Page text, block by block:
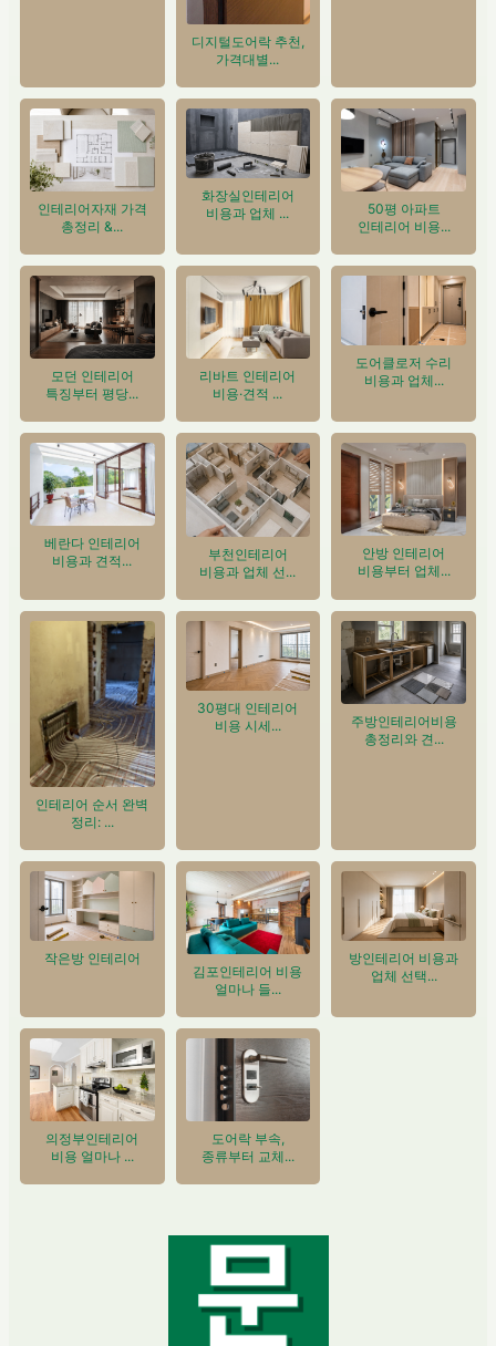
디지털도어락 추천,
가격대별...
인테리어자재 가격
총정리 &...
화장실인테리어
비용과 업체 ...
50평 아파트
인테리어 비용...
모던 인테리어
특징부터 평당...
리바트 인테리어
비용·견적 ...
도어클로저 수리
비용과 업체...
베란다 인테리어
비용과 견적...
부천인테리어
비용과 업체 선...
안방 인테리어
비용부터 업체...
인테리어 순서 완벽
정리: ...
30평대 인테리어
비용 시세...
주방인테리어비용
총정리와 견...
작은방 인테리어
김포인테리어 비용
얼마나 들...
방인테리어 비용과
업체 선택...
의정부인테리어
비용 얼마나 ...
도어락 부속,
종류부터 교체...